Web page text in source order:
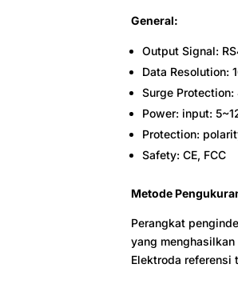
General:
Output Signal:
Data Resolution:
Surge
Power: input:
Protection:
Safety: CE, FCC
Metode
Perangkat
yang
Elektroda referensi